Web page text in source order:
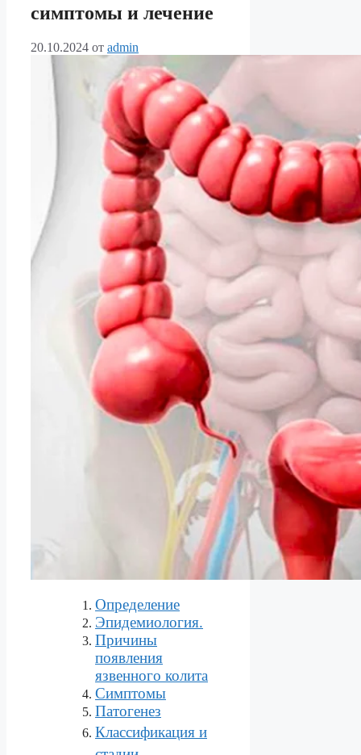
симптомы и лечение
20.10.2024 от admin
Определение
Эпидемиология.
Причины
появления
язвенного колита
Симптомы
Патогенез
Классификация и